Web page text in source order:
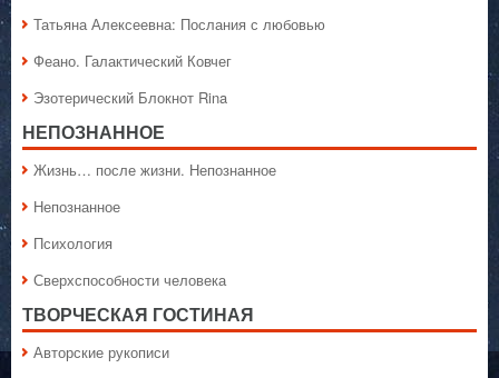
Татьяна Алексеевна: Послания с любовью
Феано. Галактический Ковчег
Эзотерический Блокнот Rina
НЕПОЗНАННОЕ
Жизнь… после жизни. Непознанное
Непознанное
Психология
Сверхспособности человека
ТВОРЧЕСКАЯ ГОСТИНАЯ
Авторские рукописи